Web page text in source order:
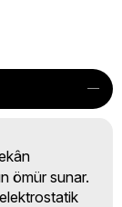
ömür sunar.